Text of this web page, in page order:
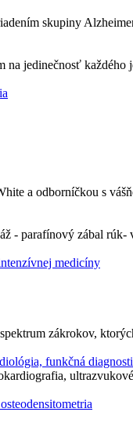
skupiny
jedinečnosť každého
a odborníčkou s
- parafínový zábal rúk-
medicíny
zákrokov,
funkčná